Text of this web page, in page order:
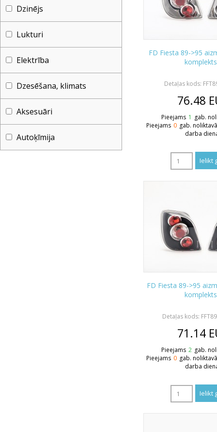
Dzinējs
Lukturi
Elektrība
Dzesēšana, klimats
Aksesuāri
Autoķīmija
FD Fiesta 89->95
Detaļas kods:
76.48
Pieejams 1 gab.
Pieejams 0 gab.
darba
FD Fiesta 89->95
Detaļas kods:
71.14
Pieejams 2 gab.
Pieejams 0 gab.
darba